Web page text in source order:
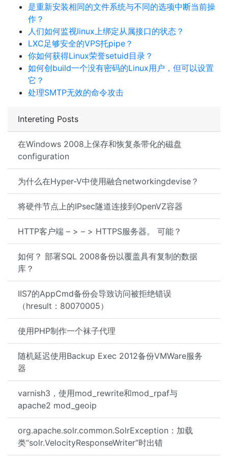
Intereting Posts
在Windows 2008上保存和恢复条带化的磁盘
configuration
为什么在Hyper-V中使用融合networkingdevise？
将硬件节点上的IPsec隧道连接到OpenVZ容器
HTTP客户端 – > – > HTTPS服务器。 可能？
如何？ 部署SQL 2008备份以覆盖具有复制的数据
库？
IIS7的AppCmd备份会导致访问被拒绝错误
（hresult：80070005）
使用PHP制作一个袜子代理
随机延迟使用Backup Exec 2012备份VMWare服务
器
varnish3，使用mod_rewrite和mod_rpaf与
apache2 mod_geoip
org.apache.solr.common.SolrException：加载
类“solr.VelocityResponseWriter”时出错
是重新安装相同的文件系统与不同的选项中断当前操
作？
人们如何监视linux上绑定从属接口的状态？
LXC足够安全的VPS托pipe？
你如何获得Linux荣誉setuid目录？
如何创build一个没有密码的Linux用户，但可以设置
它？
处理SMTP无效的命令攻击